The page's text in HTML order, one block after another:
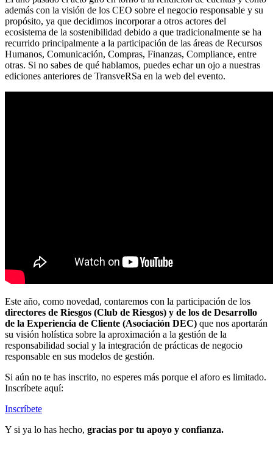
además con la visión de los CEO sobre el negocio responsable y su
propósito, ya que decidimos incorporar a otros actores del
ecosistema de la sostenibilidad debido a que tradicionalmente se ha
recurrido principalmente a la participación de las áreas de Recursos
Humanos, Comunicación, Compras, Finanzas, Compliance, entre
otras. Si no sabes de qué hablamos, puedes echar un ojo a nuestras
ediciones anteriores de TransveRSa en la web del evento.
Este año, como novedad, contaremos con la participación de los
directores de Riesgos (Club de Riesgos) y de los de Desarrollo
de la Experiencia de Cliente (Asociación DEC) que nos aportarán
su visión holística sobre la aproximación a la gestión de la
responsabilidad social y la integración de prácticas de negocio
responsable en sus modelos de gestión.
Si aún no te has inscrito, no esperes más porque el aforo es limitado.
Inscríbete aquí:
Inscríbete
Y si ya lo has hecho, gracias por tu apoyo y confianza.